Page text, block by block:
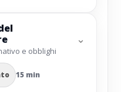
e obblighi
15 min
⌄